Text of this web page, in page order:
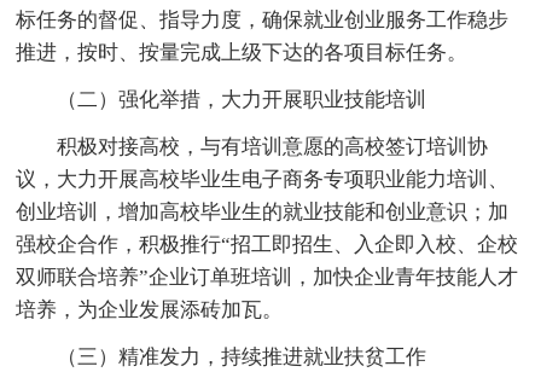
标任务的督促、指导力度，确保就业创业服务工作稳步
推进，按时、按量完成上级下达的各项目标任务。
（二）强化举措，大力开展职业技能培训
积极对接高校，与有培训意愿的高校签订培训协
议，大力开展高校毕业生电子商务专项职业能力培训、
创业培训，增加高校毕业生的就业技能和创业意识；加
强校企合作，积极推行“招工即招生、入企即入校、企校
双师联合培养”企业订单班培训，加快企业青年技能人才
培养，为企业发展添砖加瓦。
（三）精准发力，持续推进就业扶贫工作